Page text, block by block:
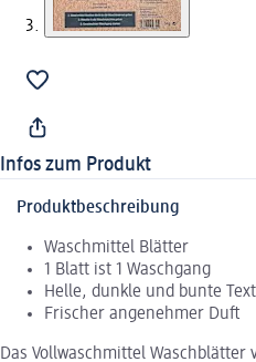
Infos zum Produkt
Produktbeschreibung
Waschmittel Blätter
1 Blatt ist 1 Waschgang
Helle, dunkle und bunte
Frischer angenehmer Duft
Das Vollwaschmittel